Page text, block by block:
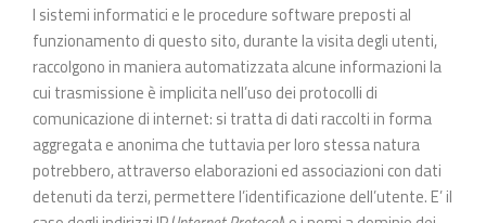
I sistemi informatici e le procedure software preposti al
funzionamento di questo sito, durante la visita degli utenti,
raccolgono in maniera automatizzata alcune informazioni la
cui trasmissione è implicita nell’uso dei protocolli di
comunicazione di internet: si tratta di dati raccolti in forma
aggregata e anonima che tuttavia per loro stessa natura
potrebbero, attraverso elaborazioni ed associazioni con dati
detenuti da terzi, permettere l’identificazione dell’utente. E’ il